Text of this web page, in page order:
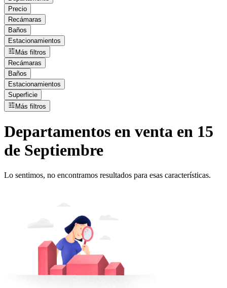
Precio
Recámaras
Baños
Estacionamientos
Más filtros
Recámaras
Baños
Estacionamientos
Superficie
Más filtros
Departamentos en venta en 15
de Septiembre
Lo sentimos, no encontramos resultados para esas características.